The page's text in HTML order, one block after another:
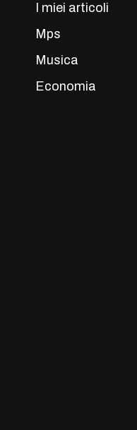
I miei articoli
Mps
Musica
Economia